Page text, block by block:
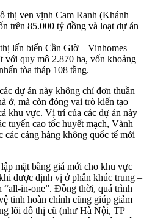
thị ven vịnh Cam Ranh (Khánh
trên 85.000 tỷ đồng và loạt dự án
lấn biển Cần Giờ – Vinhomes
với quy mô 2.870 ha, vốn khoảng
tòa tháp 108 tầng.
dự án này không chỉ đơn thuần
ở, mà còn đóng vai trò kiến tạo
khu vực. Vị trí của các dự án này
tuyến cao tốc huyết mạch, Vành
các cảng hàng không quốc tế mới
mặt bằng giá mới cho khu vực
được định vị ở phân khúc trung –
“all-in-one”. Đồng thời, quá trình
tinh hoàn chỉnh cũng giúp giảm
lõi đô thị cũ (như Hà Nội, TP